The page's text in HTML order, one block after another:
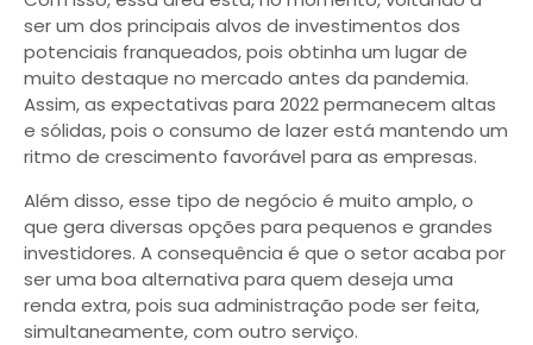
ser um dos principais alvos de investimentos dos
potenciais franqueados, pois obtinha um lugar de
muito destaque no mercado antes da pandemia.
Assim, as expectativas para 2022 permanecem altas
e sólidas, pois o consumo de lazer está mantendo um
ritmo de crescimento favorável para as empresas.
Além disso, esse tipo de negócio é muito amplo, o
que gera diversas opções para pequenos e grandes
investidores. A consequência é que o setor acaba por
ser uma boa alternativa para quem deseja uma
renda extra, pois sua administração pode ser feita,
simultaneamente, com outro serviço.